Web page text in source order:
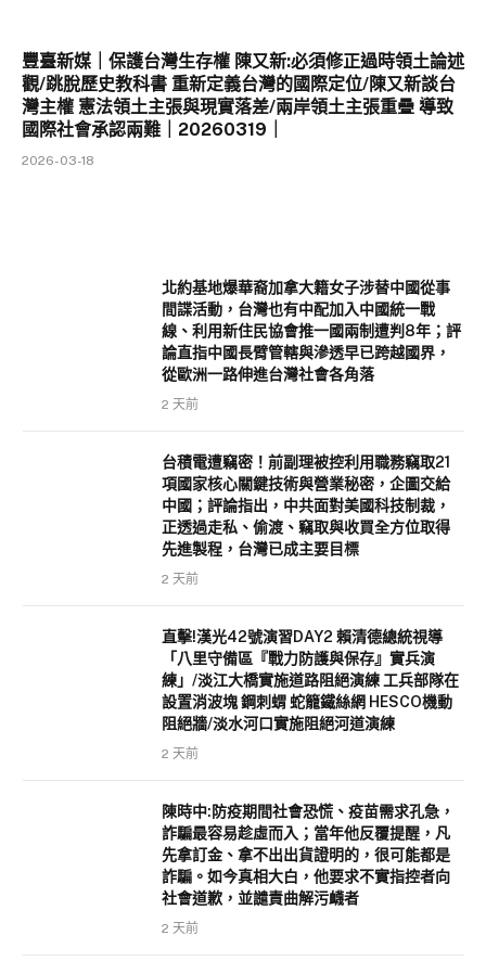
豐臺新媒｜保護台灣生存權 陳又新:必須修正過時領土論述
觀/跳脫歷史教科書 重新定義台灣的國際定位/陳又新談台
灣主權 憲法領土主張與現實落差/兩岸領土主張重疊 導致
國際社會承認兩難｜20260319｜
2026-03-18
北約基地爆華裔加拿大籍女子涉替中國從事
間諜活動，台灣也有中配加入中國統一戰
線、利用新住民協會推一國兩制遭判8年；評
論直指中國長臂管轄與滲透早已跨越國界，
從歐洲一路伸進台灣社會各角落
2 天前
台積電遭竊密！前副理被控利用職務竊取21
項國家核心關鍵技術與營業秘密，企圖交給
中國；評論指出，中共面對美國科技制裁，
正透過走私、偷渡、竊取與收買全方位取得
先進製程，台灣已成主要目標
2 天前
直擊!漢光42號演習DAY2 賴清德總統視導
「八里守備區『戰力防護與保存』實兵演
練」/淡江大橋實施道路阻絕演練 工兵部隊在
設置消波塊 鋼刺蝟 蛇籠鐵絲網 HESCO機動
阻絕牆/淡水河口實施阻絕河道演練
2 天前
陳時中:防疫期間社會恐慌、疫苗需求孔急，
詐騙最容易趁虛而入；當年他反覆提醒，凡
先拿訂金、拿不出出貨證明的，很可能都是
詐騙。如今真相大白，他要求不實指控者向
社會道歉，並譴責曲解污衊者
2 天前